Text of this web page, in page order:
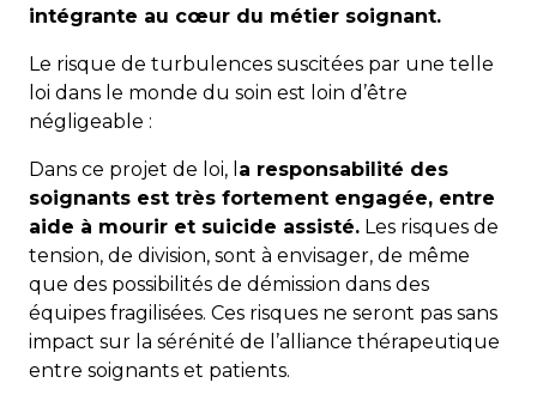
intégrante au cœur du métier soignant.
Le risque de turbulences suscitées par une telle
loi dans le monde du soin est loin d’être
négligeable :
Dans ce projet de loi, l a responsabilité des
soignants est très fortement engagée, entre
aide à mourir et suicide assisté. Les risques de
tension, de division, sont à envisager, de même
que des possibilités de démission dans des
équipes fragilisées. Ces risques ne seront pas sans
impact sur la sérénité de l’alliance thérapeutique
entre soignants et patients.